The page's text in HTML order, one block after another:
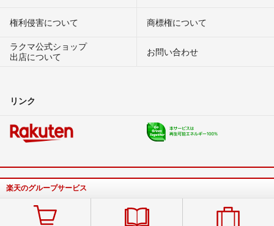
権利侵害について
商標権について
ラクマ公式ショップ
出店について
お問い合わせ
リンク
楽天のグループサービス